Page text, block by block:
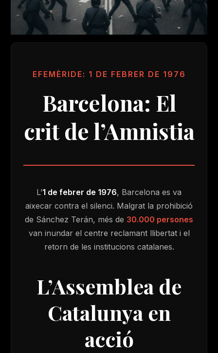
Ves al
contingut
EFEMÈRIDE: 1 DE FEBRER DE 1976
Barcelona: El
crit de l’Amnistia
L’1 de febrer de 1976, Barcelona es va
aixecar contra el silenci. Malgrat la prohibició
de Sánchez Terán, més de 30.000 persones
van inundar el centre reclamant llibertat i el
retorn de les institucions catalanes.
L’Assemblea de
Catalunya en
acció